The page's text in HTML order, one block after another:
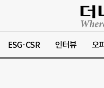
ESG·CSR 인터뷰 오